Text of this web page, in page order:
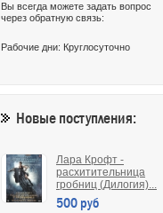
Вы всегда можете задать вопрос
через обратную связь:
Рабочие дни: Круглосуточно
Новые поступления:
Лара Крофт -
расхитительница
гробниц (Дилогия)...
500 руб